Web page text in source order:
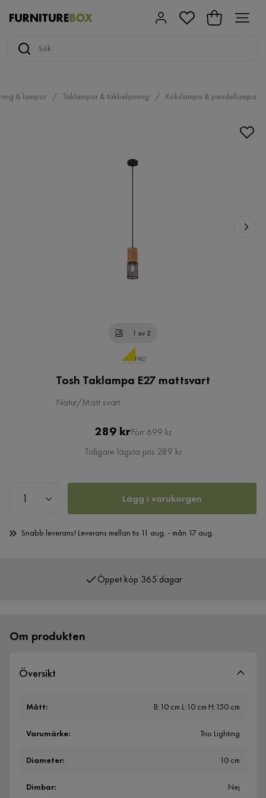
& lampor Taklampor & takbelysning Kökslampa & pendellampa
1 av 2
Tosh Taklampa E27 mattsvart
Natur/Matt svart
Pris
289 krOriginal
Pris
Förr 699 kr
Tidigare lägsta pris 289 kr
Lägg i varukorgen
Snabb leverans! Leverans mellan tis 11 aug. - mån 17 aug.
Över 400 000 nöjda kunder
Om produkten
Översikt
Mått: B:10 cm L:10 cm H:150 cm
Varumärke: Trio Lighting
Diameter: 10 cm
Dimbar: Nej